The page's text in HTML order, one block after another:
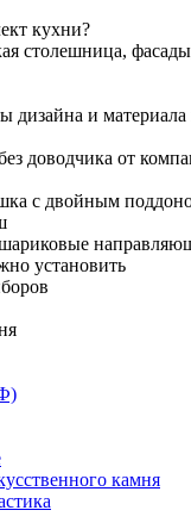
кухни?
столешница,
дизайна и
доводчика от
с двойным
установить
камня